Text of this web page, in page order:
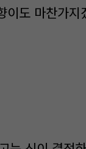
이도 마찬가지